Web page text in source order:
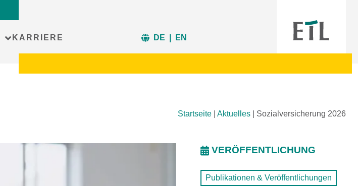
KARRIERE DE EN
Startseite Aktuelles Sozialversicherung 2026
VERÖFFENTLICHUNG
Publikationen & Veröffentlichungen